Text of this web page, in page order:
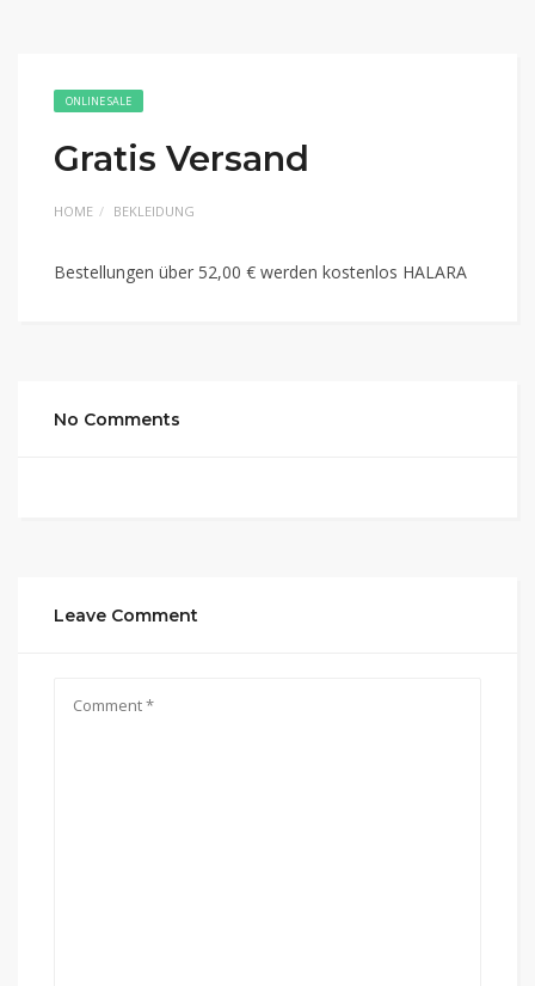
ONLINE SALE
Gratis Versand
HOME BEKLEIDUNG
Bestellungen über 52,00 € werden kostenlos HALARA
No Comments
Leave Comment